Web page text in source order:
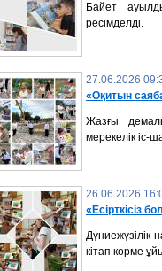
Байет
ресімделді.
27.06.2026
«Оқитын
Жазғы
мерекелік іс-
26.06.2026
«Есірткісіз
Дүниежүзілік
кітап көрме